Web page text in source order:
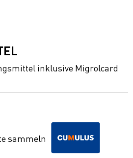
inklusive Migrolcard
sammeln